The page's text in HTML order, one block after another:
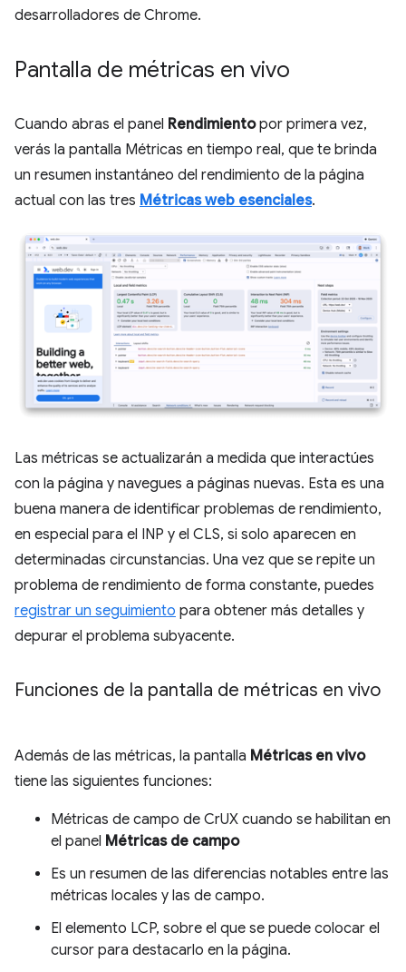
desarrolladores de Chrome.
Pantalla de métricas en vivo
Cuando abras el panel Rendimientopor primera vez,
verás la pantalla Métricas en tiempo real, que te brinda
un resumen instantáneo del rendimiento de la página
actual con las tres Métricas web esenciales.
Las métricas se actualizarán a medida que interactúes
con la página y navegues a páginas nuevas. Esta es una
buena manera de identificar problemas de rendimiento,
en especial para el INP y el CLS, si solo aparecen en
determinadas circunstancias. Una vez que se repite un
problema de rendimiento de forma constante, puedes
registrar un seguimiento para obtener más detalles y
depurar el problema subyacente.
Funciones de la pantalla de métricas en vivo
Además de las métricas, la pantalla Métricas en vivo
tiene las siguientes funciones:
Métricas de campo de CrUX cuando se habilitan en
el panel Métricas de campo
Es un resumen de las diferencias notables entre las
métricas locales y las de campo.
El elemento LCP, sobre el que se puede colocar el
cursor para destacarlo en la página.